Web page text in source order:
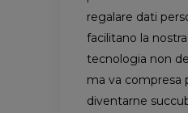
regalare dati
facilitano la
tecnologia non
ma va compresa
diventarne